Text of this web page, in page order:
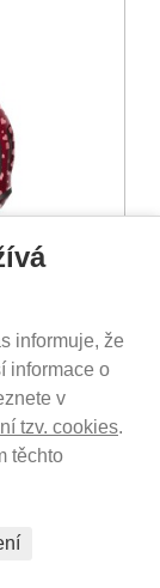
1-5 DNŮ U VÁS
informuje, že
informace o
v
tzv. cookies.
těchto